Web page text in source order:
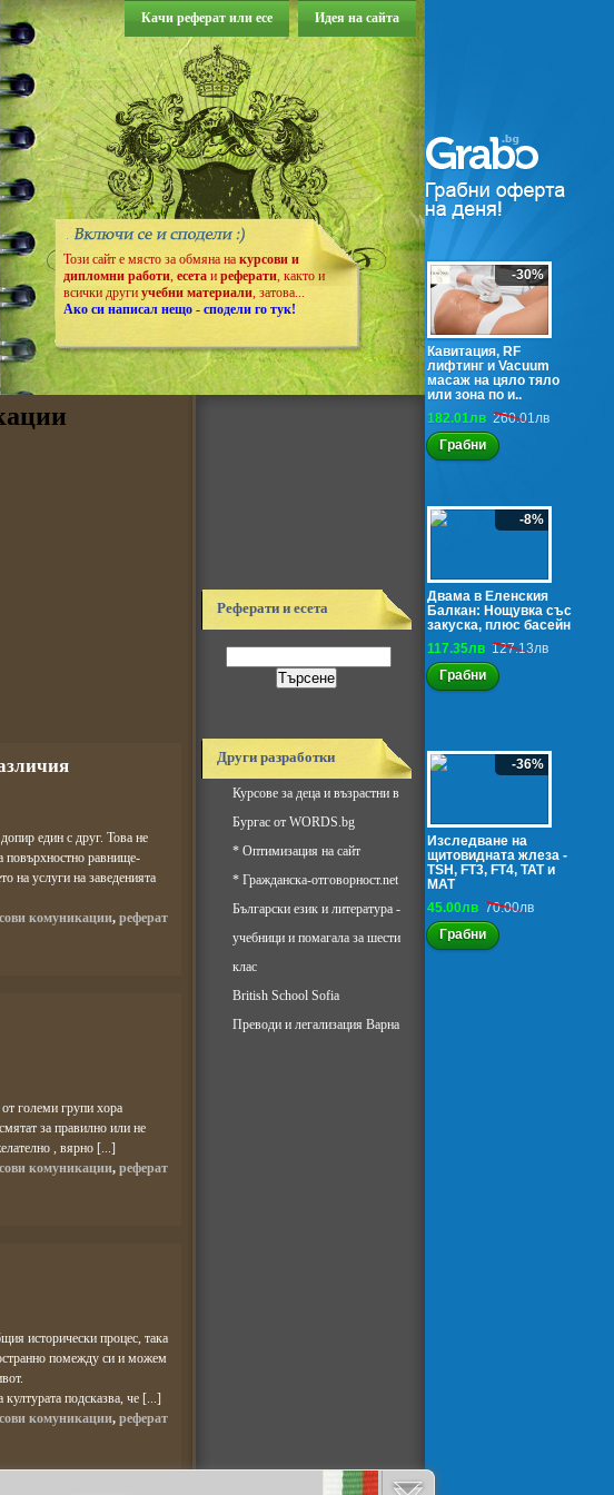
-30%
Кавитация, RF
лифтинг и Vacuum
масаж на цяло тяло
или зона по и..
182.01лв 260.01лв
Грабни
-8%
Двама в Еленския
Балкан: Нощувка със
закуска, плюс басейн
117.35лв 127.13лв
Грабни
-36%
Изследване на
щитовидната жлеза -
TSH, FT3, FT4, ТАТ и
МАТ
45.00лв 70.00лв
Грабни
Идея на сайта
Качи реферат или есе
Този сайт е място за обмяна на курсови и
дипломни работи, есета и реферати, както и
всички други учебни материали, затова...
Ако си написал нещо - сподели го тук!
един с друг. Това не
повърхностно равнище-
на услуги на заведенията
комуникации, реферат
големи групи хора
за правилно или не
, вярно [...]
комуникации, реферат
исторически процес, така
помежду си и можем
подсказва, че [...]
комуникации, реферат
Реферати и есета
Други разработки
Курсове за деца и възрастни в
Бургас от WORDS.bg
* Оптимизация на сайт
* Гражданска-отговорност.net
Български език и литература -
учебници и помагала за шести
клас
British School Sofia
Преводи и легализация Варна